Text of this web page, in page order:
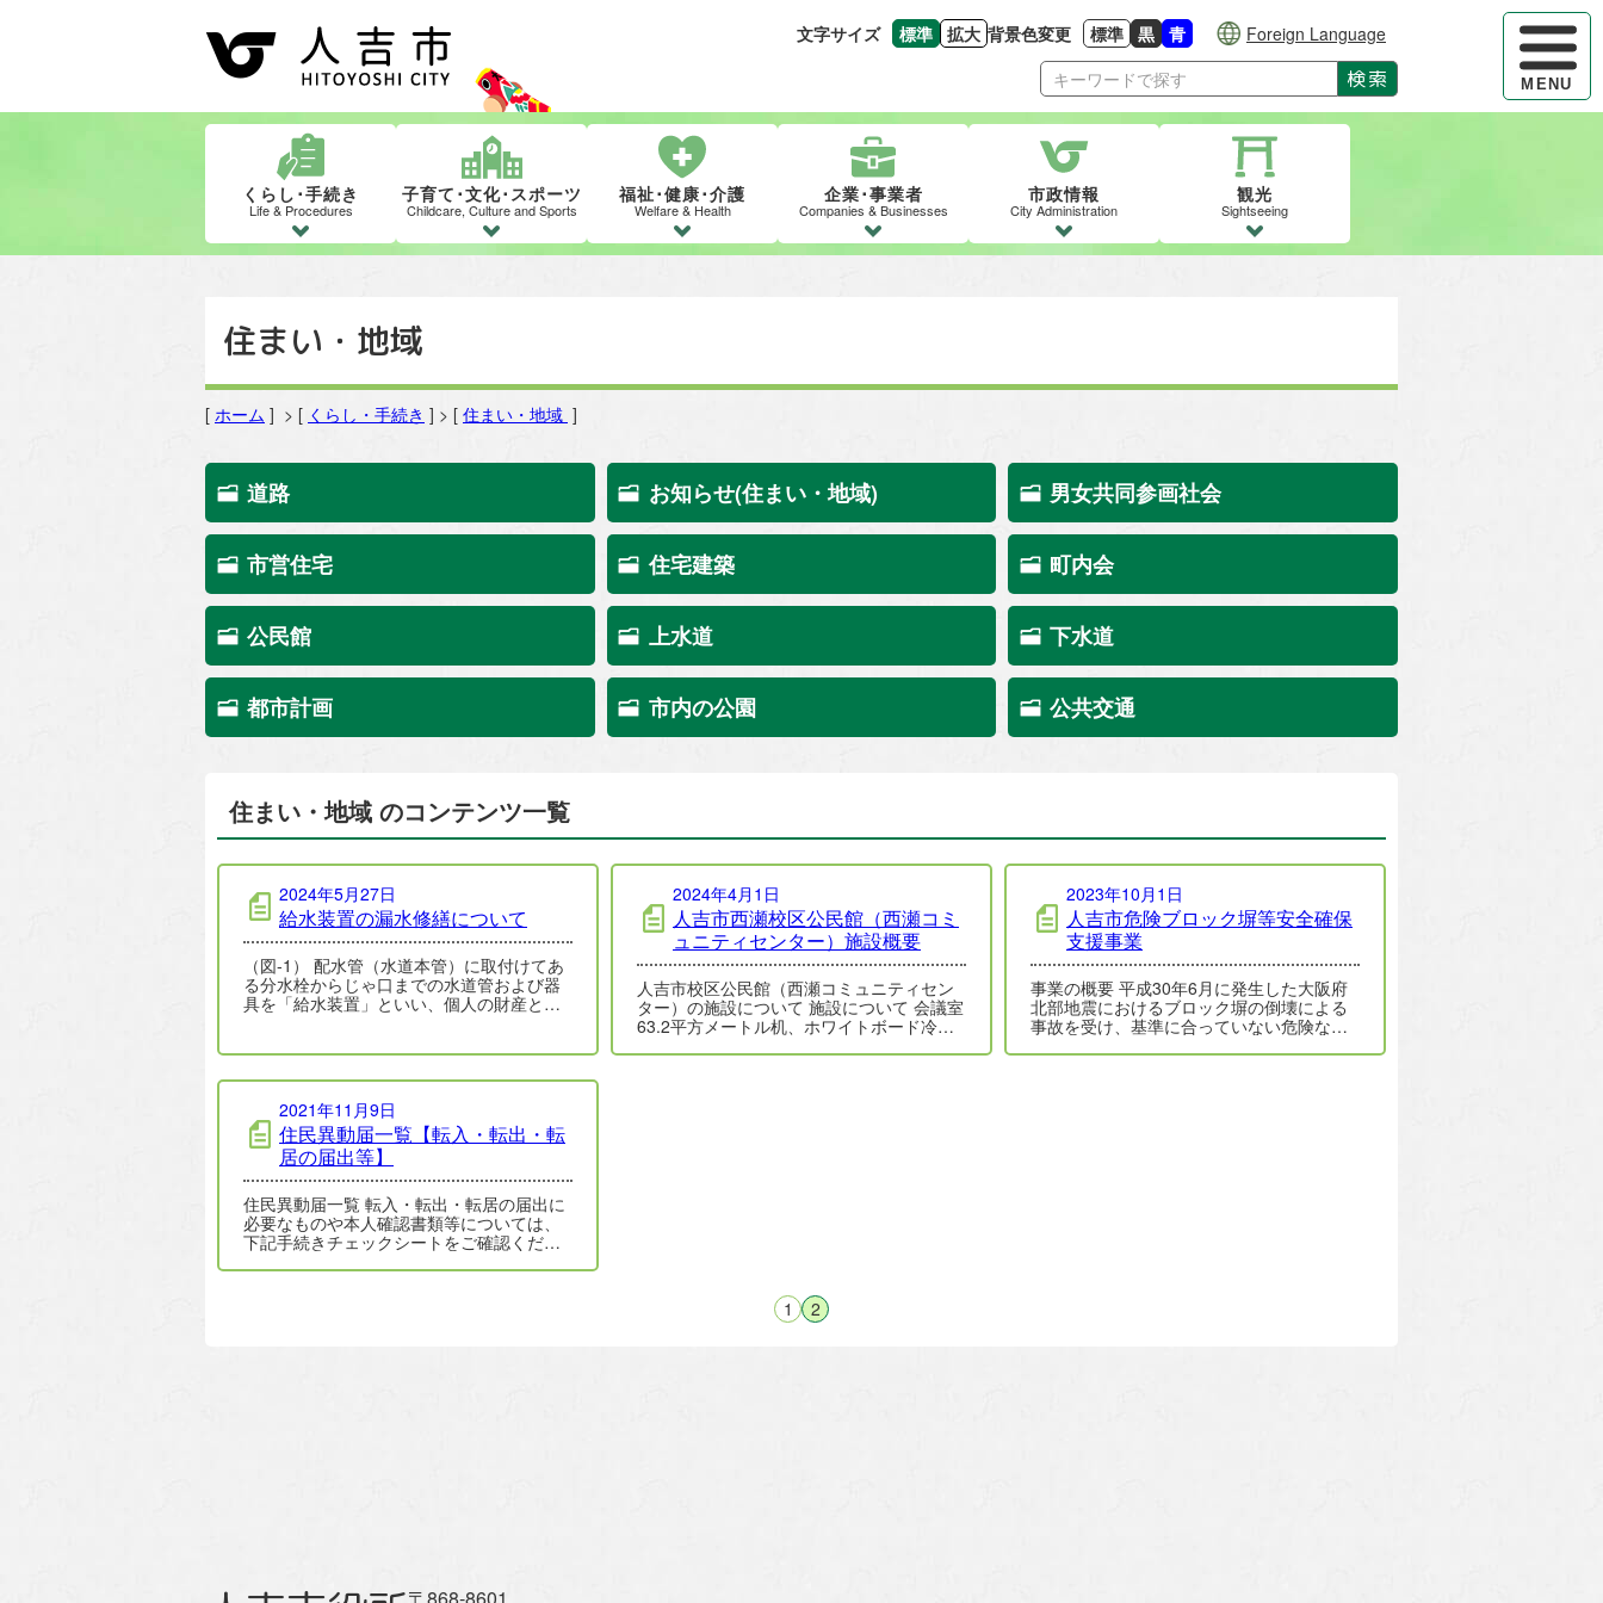
ハンバー
MENU
文字サイズ 標準
文字の大きさをもとの大きさに戻す
拡大
文字を大きくする
背景色変更 標準
背景色の変更：白
黒
背景色の変更：黒
青
背景色の変更：青
Foreign Language
検索
くらし･手続き
Life & Procedures
子育て･文化･スポーツ
Childcare, Culture and Sports
福祉･健康･介護
Welfare & Health
企業･事業者
Companies & Businesses
市政情報
City Administration
観光
Sightseeing
住まい・地域
[ ホーム ] > [ くらし・手続き ] > [ 住まい・地域 ]
道路 お知らせ(住まい・地域) 男女共同参画社会
市営住宅 住宅建築 町内会
公民館 上水道 下水道
都市計画 市内の公園 公共交通
住まい・地域 のコンテンツ一覧
2024年5月27日
給水装置の漏水修繕について
（図-1） 配水管（水道本管）に取付けてあ
る分水栓からじゃ口までの水道管および器
具を「給水装置」といい、個人の財産とな
2024年4月1日
人吉市西瀬校区公民館（西瀬コミ
ュニティセンター）施設概要
人吉市校区公民館（西瀬コミュニティセン
ター）の施設について 施設について 会議室
63.2平方メートル机、ホワイトボード冷暖
2023年10月1日
人吉市危険ブロック塀等安全確保
支援事業
事業の概要 平成30年6月に発生した大阪府
北部地震におけるブロック塀の倒壊による
事故を受け、基準に合っていない危険なブ
2021年11月9日
住民異動届一覧【転入・転出・転
居の届出等】
住民異動届一覧 転入・転出・転居の届出に
必要なものや本人確認書類等については、
下記手続きチェックシートをご確認くださ
1 2
〒868-8601